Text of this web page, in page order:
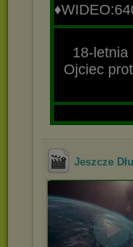
18-letnia
Ojciec
Jeszcze